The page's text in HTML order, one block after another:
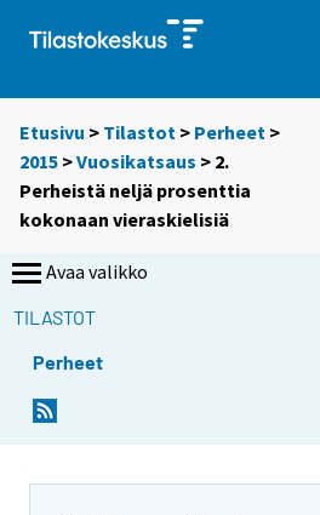
Etusivu > Tilastot > Perheet >
2015 >Vuosikatsaus > 2.
Perheistä neljä prosenttia
kokonaan vieraskielisiä
Avaa valikko
TILASTOT
Perheet